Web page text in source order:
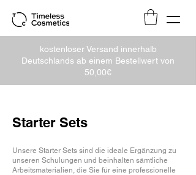
kostenloser Versand innerhalb
Deutschlands ab einem Bestellwert von
50,00€
Starter Sets
Unsere Starter Sets sind die ideale Ergänzung zu
unseren Schulungen und beinhalten sämtliche
Arbeitsmaterialien, die Sie für eine professionelle